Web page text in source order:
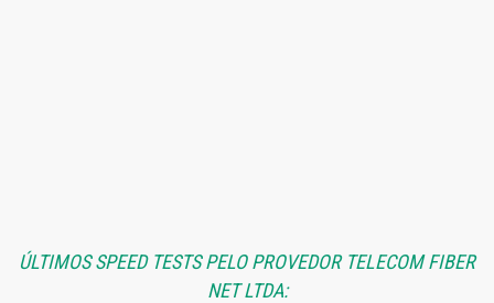
ÚLTIMOS SPEED TESTS PELO PROVEDOR TELECOM FIBER
NET LTDA: